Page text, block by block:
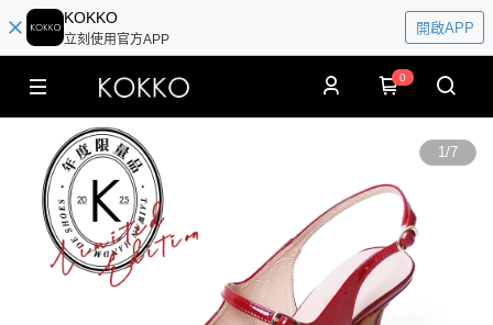
KOKKO
立刻使用官方APP
開啟APP
0
1/7